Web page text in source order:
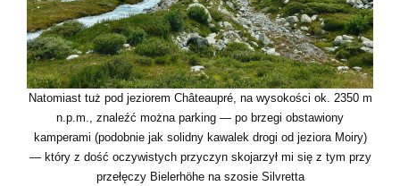
Natomiast tuż pod jeziorem Châteaupré, na wysokości ok. 2350 m
n.p.m., znaleźć można parking — po brzegi obstawiony
kamperami (podobnie jak solidny kawalek drogi od jeziora Moiry)
— który z dość oczywistych przyczyn skojarzył mi się z tym przy
przełęczy Bielerhöhe na szosie Silvretta